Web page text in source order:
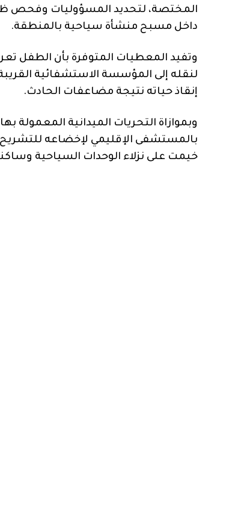
المختصة، لتحديد المسؤوليات وفحص
داخل مسبح منشأة سياحية بالمنطقة.
وتفيد المعطيات المتوفرة بأن الطفل
لنقله إلى المؤسسة الاستشفائية
إنقاذ حياته نتيجة مضاعفات الحادث.
وبموازاة التحريات الميدانية
بالمستشفى الإقليمي لإخضاعه
خيمت على نزلاء الوحدات السياحية